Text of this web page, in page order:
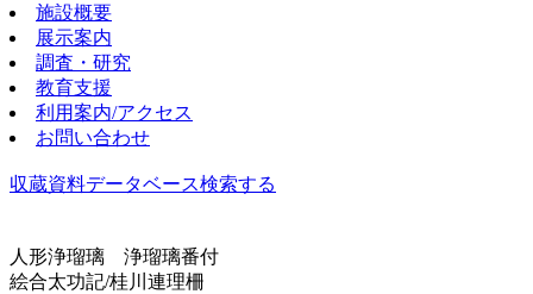
施設概要
展示案内
調査・研究
教育支援
利用案内/アクセス
お問い合わせ
収蔵資料データベース検索する
人形浄瑠璃 浄瑠璃番付
絵合太功記/桂川連理柵